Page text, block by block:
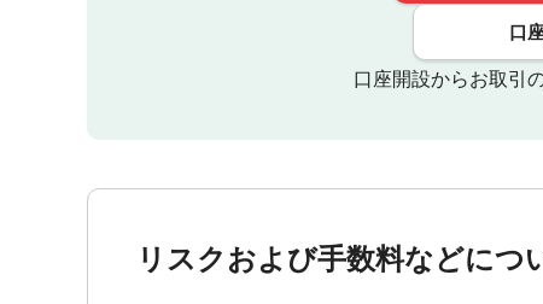
口
口座開設からお取引
リスクおよび手数料などにつ